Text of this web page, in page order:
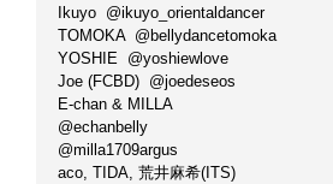
Ikuyo  @ikuyo_orientaldancer
TOMOKA  @bellydancetomoka
YOSHIE  @yoshiewlove
Joe (FCBD)  @joedeseos
E-chan & MILLA
@echanbelly
@milla1709argus
aco, TIDA, 荒井麻希(ITS)